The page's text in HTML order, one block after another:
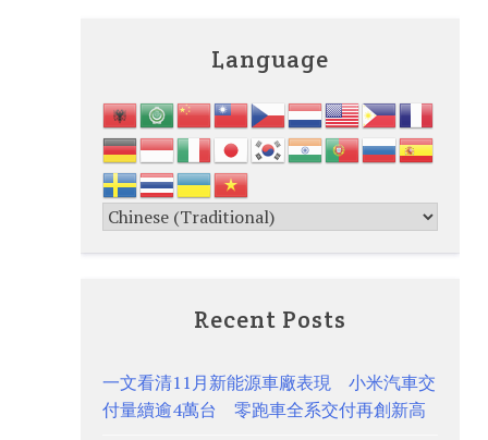
Language
Recent Posts
一文看清11月新能源車廠表現 小米汽車交
付量續逾4萬台 零跑車全系交付再創新高